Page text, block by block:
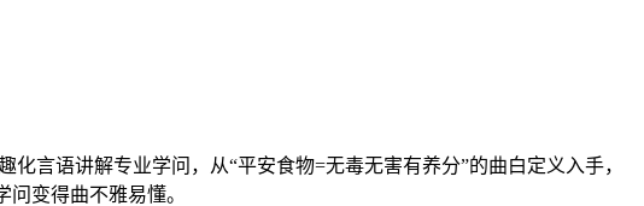
化言语讲解专业学问，从“平安食物=无毒无害有养分”的曲白定义入手，
变得曲不雅易懂。